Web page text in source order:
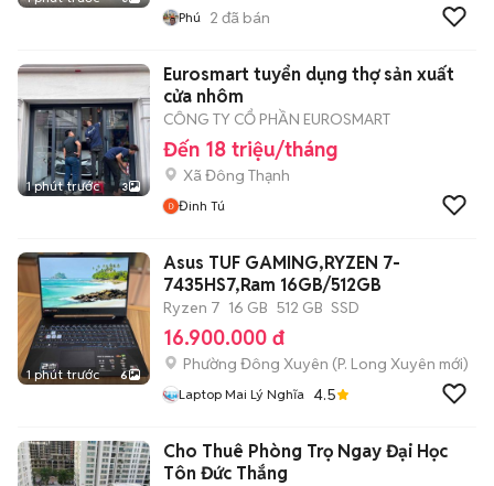
Phú 2 đã bán
1 phút trước 3
Eurosmart tuyển dụng thợ sản xuất
cửa nhôm
CÔNG TY CỔ PHẦN EUROSMART
Đến 18 triệu/tháng
Xã Đông Thạnh
Đinh Tú
1 phút trước 6
Asus TUF GAMING,RYZEN 7-
7435HS7,Ram 16GB/512GB
Ryzen 7 16 GB 512 GB SSD
16.900.000 đ
Phường Đông Xuyên (P. Long Xuyên mới)
Laptop Mai Lý Nghĩa 4.5
Cho Thuê Phòng Trọ Ngay Đại Học
Tôn Đức Thắng